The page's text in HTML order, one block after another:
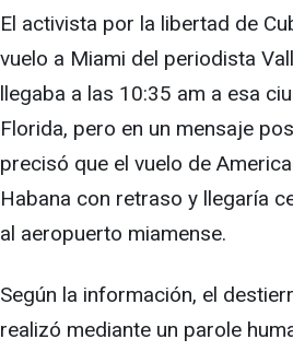
El activista por la libertad de
vuelo a Miami del periodista
llegaba a las 10:35 am a esa
Florida, pero en un mensaje
precisó que el vuelo de
Habana con retraso y llegaría
al aeropuerto miamense.
Según la información, el
realizó mediante un parole